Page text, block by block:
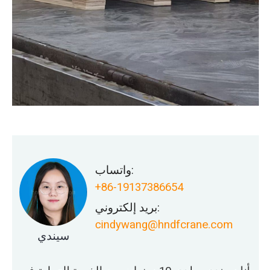
سيندي
واتساب:
+86-19137386654
بريد إلكتروني:
cindywang@hndfcrane.com